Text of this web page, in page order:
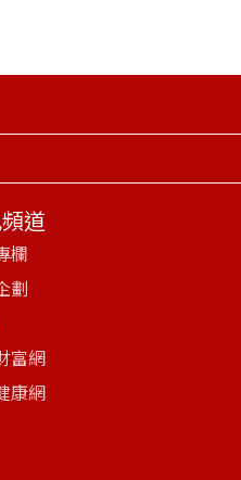
道
欄
劃
富網
康網